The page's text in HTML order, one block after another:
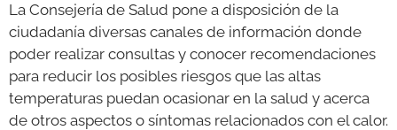
La Consejería de Salud pone a disposición de la
ciudadanía diversas canales de información donde
poder realizar consultas y conocer recomendaciones
para reducir los posibles riesgos que las altas
temperaturas puedan ocasionar en la salud y acerca
de otros aspectos o síntomas relacionados con el calor.